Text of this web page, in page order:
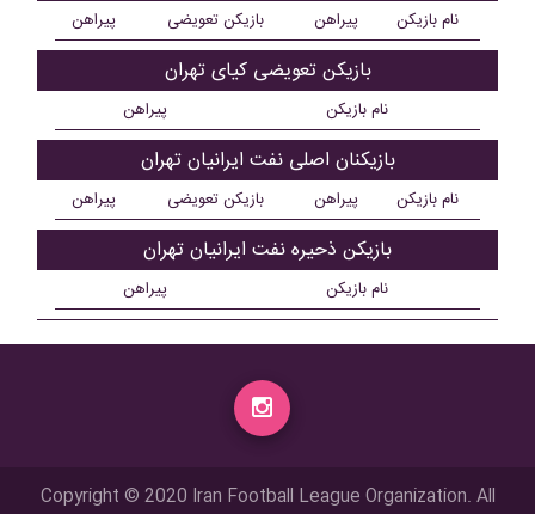
نام بازیکن پیراهن بازیکن تعویضی پیراهن
بازیکن تعویضی کیای تهران
نام بازیکن پیراهن
بازیکنان اصلی نفت ایرانیان تهران
نام بازیکن پیراهن بازیکن تعویضی پیراهن
بازیکن ذحیره نفت ایرانیان تهران
نام بازیکن پیراهن
Copyright © 2020 Iran Football League Organization. All